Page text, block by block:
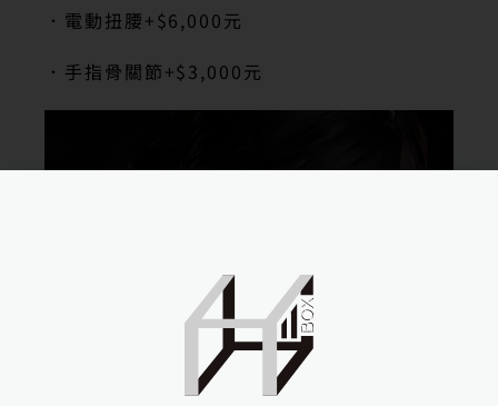
．電動扭腰+$6,000元
．手指骨關節+$3,000元